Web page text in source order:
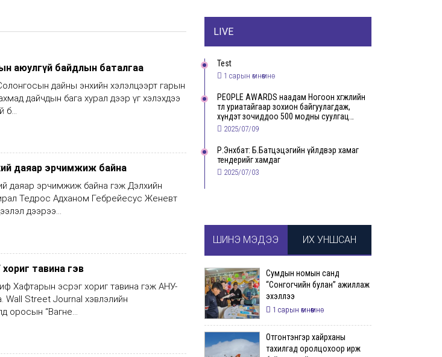
аюулгүй байдлын баталгаа
дайны энхийн хэлэлцээрт гарын
дайчдын бага хурал дээр үг хэлэхдээ
б...
даяар эрчимжиж байна
даяар эрчимжиж байна гэж Дэлхийн
Тедрос Адханом Гебрейесус Женевт
дээрээ...
тавина гэв
Хафтарын эсрэг хориг тавина гэж АНУ-
Wall Street Journal хэвлэлийн
оросын “Вагне...
LIVE
Test
1 сарын өмнөөмнө
PEOPLE AWARDS наадам Ногоон хөгжлийн
төлөө уриатайгаар зохион байгуулагдаж,
хүндэт зочиддоо 500 модны суулгац
бэлэглэлээ
2025/07/09
Р.Энхбат: Б.Батцэцэгийн үйлдвэр хамаг
тендерийг хамдаг
2025/07/03
ШИНЭ МЭДЭЭ ИХ УНШСАН
Сумдын номын санд
“Сонгогчийн булан” ажиллаж
эхэллээ
1 сарын өмнөөмнө
Отгонтэнгэр хайрханы
тахилгад оролцохоор ирж